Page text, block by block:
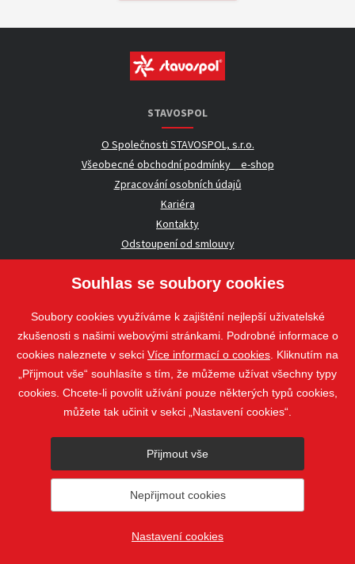
STAVOSPOL
O Společnosti STAVOSPOL, s.r.o.
Všeobecné obchodní podmínky _ e-shop
Zpracování osobních údajů
Kariéra
Kontakty
Odstoupení od smlouvy
UŽITEČNÉ INFORMACE
Nezávazná poptávka
Whistleblowing
Sledujte nás
© 2018 - 2026 STAVOSPOL s. r. o.
nahoru
Souhlas se soubory cookies
Soubory cookies využíváme k zajištění nejlepší uživatelské
zkušenosti s našimi webovými stránkami. Podrobné informace o
cookies naleznete v sekci Více informací o cookies . Kliknutím na
„Přijmout vše“ souhlasíte s tím, že můžeme užívat všechny typy
cookies. Chcete-li povolit užívání pouze některých typů cookies,
můžete tak učinit v sekci „Nastavení cookies“.
Přijmout vše
Nepřijmout cookies
Nastavení cookies